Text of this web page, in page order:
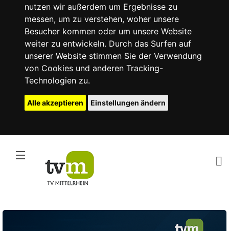
nutzen wir außerdem um Ergebnisse zu
messen, um zu verstehen, woher unsere
Besucher kommen oder um unsere Website
weiter zu entwickeln. Durch das Surfen auf
unserer Website stimmen Sie der Verwendung
von Cookies und anderen Tracking-
Technologien zu.
Alle akzeptieren Einstellungen ändern